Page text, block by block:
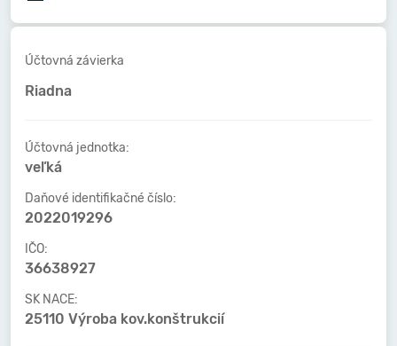
Účtovná závierka
Riadna
Účtovná jednotka:
veľká
Daňové identifikačné číslo:
2022019296
IČO:
36638927
SK NACE:
25110 Výroba kov.konštrukcií